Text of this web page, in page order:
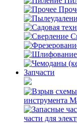
Запчасти
инструмента
части для